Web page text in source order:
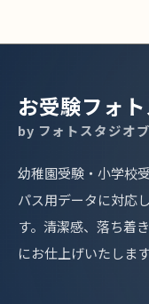
お受験フォ
by フォトスタジオ
幼稚園受験・小学校
パス用データに対応
す。清潔感、落ち着
にお仕上げいたします